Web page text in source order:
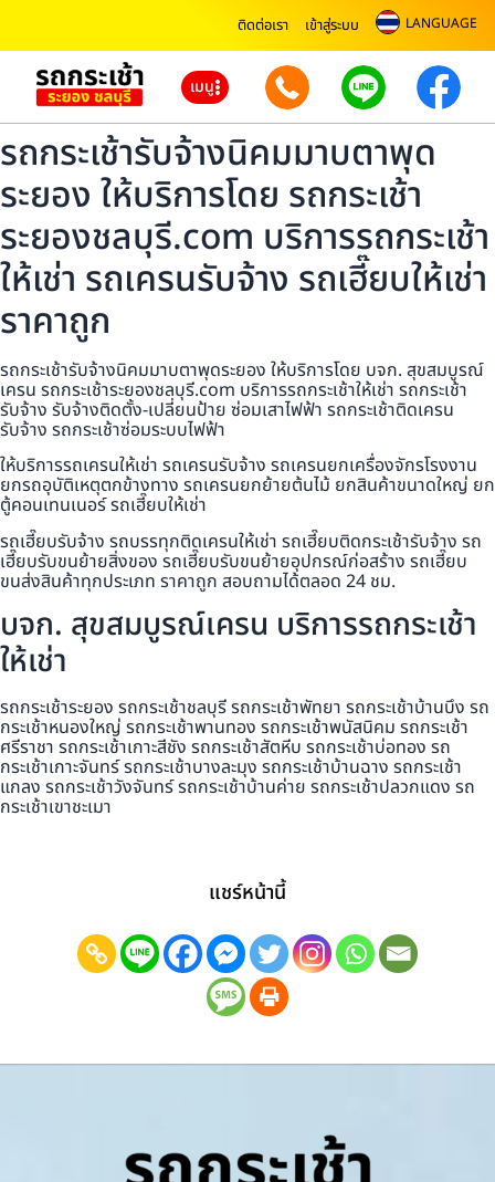
ติดต่อเรา เข้าสู่ระบบ LANGUAGE
เมนู
รถกระเช้ารับจ้างนิคมมาบตาพุด
ระยอง ให้บริการโดย รถกระเช้า
ระยองชลบุรี.com บริการรถกระเช้า
ให้เช่า รถเครนรับจ้าง รถเฮี๊ยบให้เช่า
ราคาถูก
รถกระเช้ารับจ้างนิคมมาบตาพุดระยอง ให้บริการโดย บจก. สุขสมบูรณ์
เครน รถกระเช้าระยองชลบุรี.com บริการรถกระเช้าให้เช่า รถกระเช้า
รับจ้าง รับจ้างติดตั้ง-เปลี่ยนป้าย ซ่อมเสาไฟฟ้า รถกระเช้าติดเครน
รับจ้าง รถกระเช้าซ่อมระบบไฟฟ้า
ให้บริการรถเครนให้เช่า รถเครนรับจ้าง รถเครนยกเครื่องจักรโรงงาน
ยกรถอุบัติเหตุตกข้างทาง รถเครนยกย้ายต้นไม้ ยกสินค้าขนาดใหญ่ ยก
ตู้คอนเทนเนอร์ รถเฮี๊ยบให้เช่า
รถเฮี๊ยบรับจ้าง รถบรรทุกติดเครนให้เช่า รถเฮี๊ยบติดกระเช้ารับจ้าง รถ
เฮี๊ยบรับขนย้ายสิ่งของ รถเฮี๊ยบรับขนย้ายอุปกรณ์ก่อสร้าง รถเฮี๊ยบ
ขนส่งสินค้าทุกประเภท ราคาถูก สอบถามได้ตลอด 24 ชม.
บจก. สุขสมบูรณ์เครน บริการรถกระเช้า
ให้เช่า
รถกระเช้าระยอง รถกระเช้าชลบุรี รถกระเช้าพัทยา รถกระเช้าบ้านบึง รถ
กระเช้าหนองใหญ่ รถกระเช้าพานทอง รถกระเช้าพนัสนิคม รถกระเช้า
ศรีราชา รถกระเช้าเกาะสีชัง รถกระเช้าสัตหีบ รถกระเช้าบ่อทอง รถ
กระเช้าเกาะจันทร์ รถกระเช้าบางละมุง รถกระเช้าบ้านฉาง รถกระเช้า
แกลง รถกระเช้าวังจันทร์ รถกระเช้าบ้านค่าย รถกระเช้าปลวกแดง รถ
กระเช้าเขาชะเมา
แชร์หน้านี้